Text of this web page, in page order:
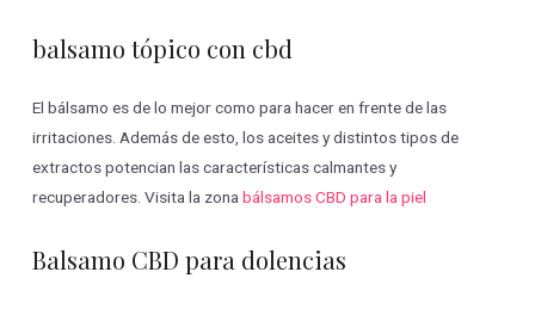
balsamo tópico con cbd
El bálsamo es de lo mejor como para hacer en frente de las
irritaciones. Además de esto, los aceites y distintos tipos de
extractos potencian las características calmantes y
recuperadores. Visita la zonabálsamos CBD para la piel
Balsamo CBD para dolencias